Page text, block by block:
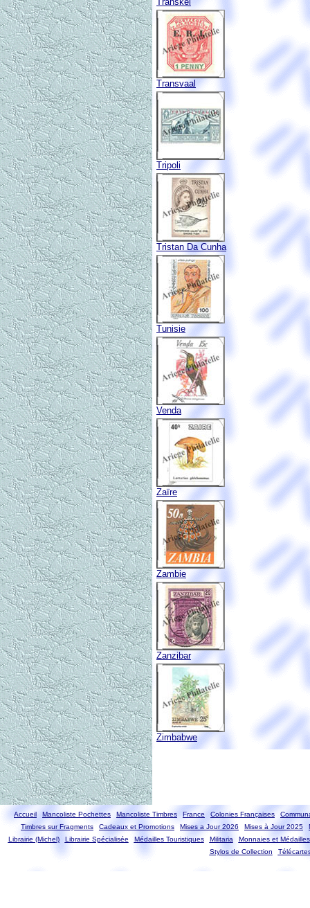
Transvaal
Tripoli
Tristan Da Cunha
Tunisie
Venda
Zaïre
Zambie
Zanzibar
Zimbabwe
Accueil Mancoliste Pochettes Mancoliste Timbres France Colonies Françaises
Timbres sur Fragments
Cadeaux et Promotions Mises a Jour 2026 Mises à Jour 2025
Librairie (Michel)
Librairie Spécialisée Médailles Touristiques Militaria
Monnaies et Médailles
Stylos de Collection